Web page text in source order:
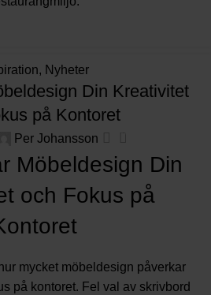
, Nyheter
Din Kreativitet
på Kontoret
Per Johansson
Möbeldesign Din
och Fokus på
mycket möbeldesign påverkar
på kontoret. Fel val av skrivbord